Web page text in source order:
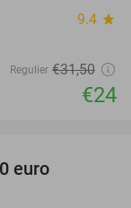
9.4 star
Regulier €31,50
€24
euro